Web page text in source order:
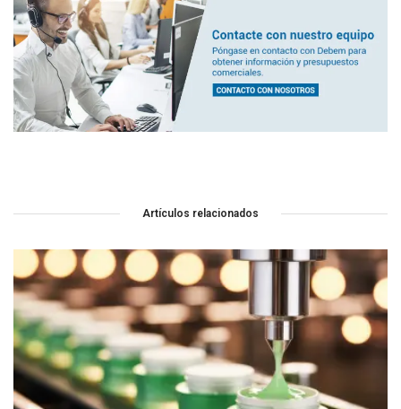
Artículos relacionados